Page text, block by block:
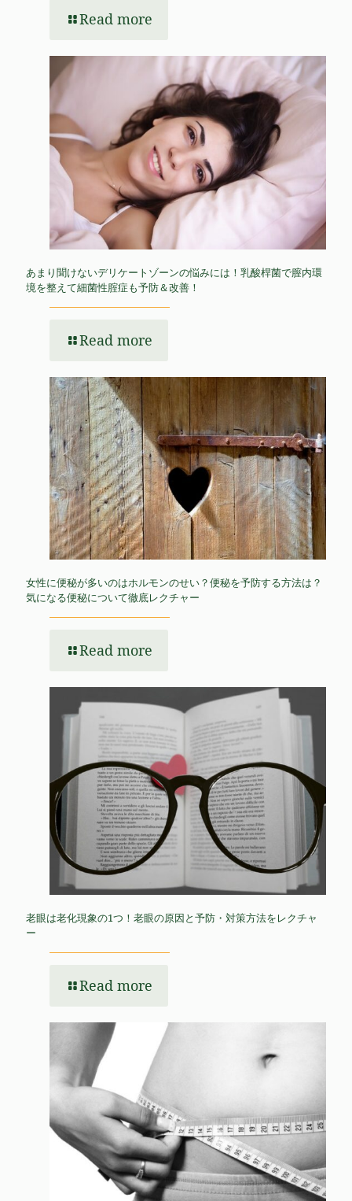
Read more
あまり聞けないデリケートゾーンの悩みには！乳酸桿菌で膣内環
境を整えて細菌性腟症も予防＆改善！
Read more
女性に便秘が多いのはホルモンのせい？便秘を予防する方法は？
気になる便秘について徹底レクチャー
Read more
老眼は老化現象の1つ！老眼の原因と予防・対策方法をレクチャ
ー
Read more